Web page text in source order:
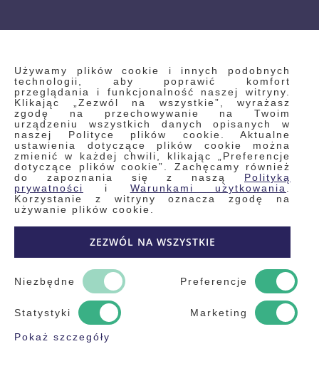
Używamy plików cookie i innych podobnych
technologii, aby poprawić komfort
przeglądania i funkcjonalność naszej witryny.
Klikając „Zezwól na wszystkie”, wyrażasz
zgodę na przechowywanie na Twoim
urządzeniu wszystkich danych opisanych w
naszej Polityce plików cookie. Aktualne
ustawienia dotyczące plików cookie można
zmienić w każdej chwili, klikając „Preferencje
dotyczące plików cookie”. Zachęcamy również
do zapoznania się z naszą Polityką
prywatności
i Warunkami użytkowania
Korzystanie z witryny oznacza zgodę na
używanie plików cookie.
ZEZWÓL NA WSZYSTKIE
Niezbędne Preferencje
Statystyki Marketing
Pokaż szczegóły
INFORMACJE
Regulamin
Polityka prywatności i pliki cookie
Wyszukiwane frazy
Wyszukiwanie zaawansowane
Zamówienia
Skontaktuj się z nami
Odstąp od umowy
Kontakt